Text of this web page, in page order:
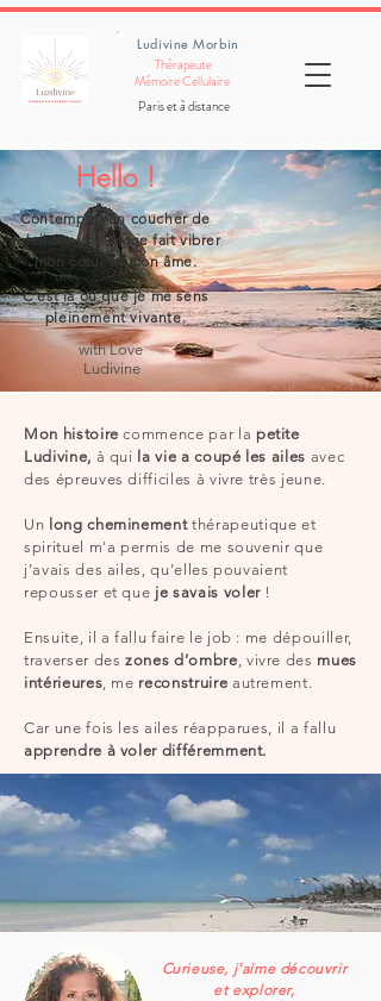
Ludivine Morbin
Thérapeute
Mémoire Cellulaire
Paris et à distance
Hello !
Contempler un coucher de
soleil sur une plagefait vibrer
mon cœur et mon âme.
C’est là où que je me sens
pleinement vivante.
​withLove
Ludivine
Mon histoire commence par la petite
Ludivine, à qui la vie a coupé les ailes avec
des épreuves difficiles à vivre très jeune.
Un long cheminementthérapeutique et
spirituel m'a permis de me souvenir que
j’avais des ailes, qu’elles pouvaient
repousser et que je savais voler!
Ensuite, il a fallu faire le job : me dépouiller,
traverser deszones d’ombre, vivre des mues
intérieures, me reconstruire autrement.
Car une fois les ailes réapparues, il a fallu
apprendre à voler différemment.
Curieuse, j'aime découvrir
et explorer,